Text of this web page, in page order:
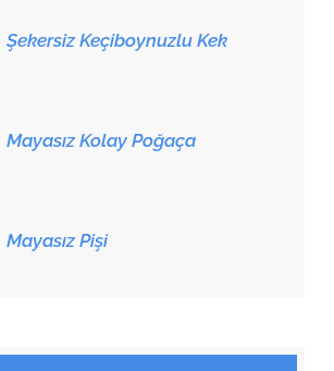
Şekersiz Keçiboynuzlu Kek
Mayasız Kolay Poğaça
Mayasız Pişi